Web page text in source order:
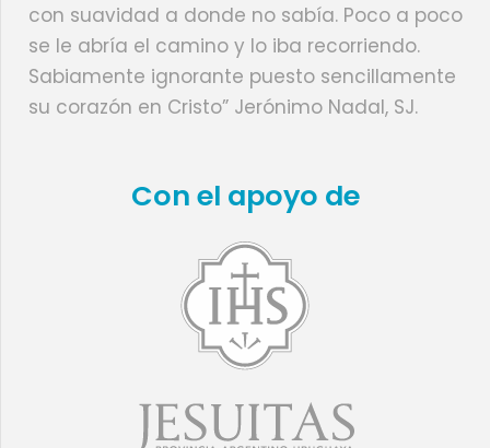
con suavidad a donde no sabía. Poco a poco
se le abría el camino y lo iba recorriendo.
Sabiamente ignorante puesto sencillamente
su corazón en Cristo” Jerónimo Nadal, SJ.
Con el apoyo de